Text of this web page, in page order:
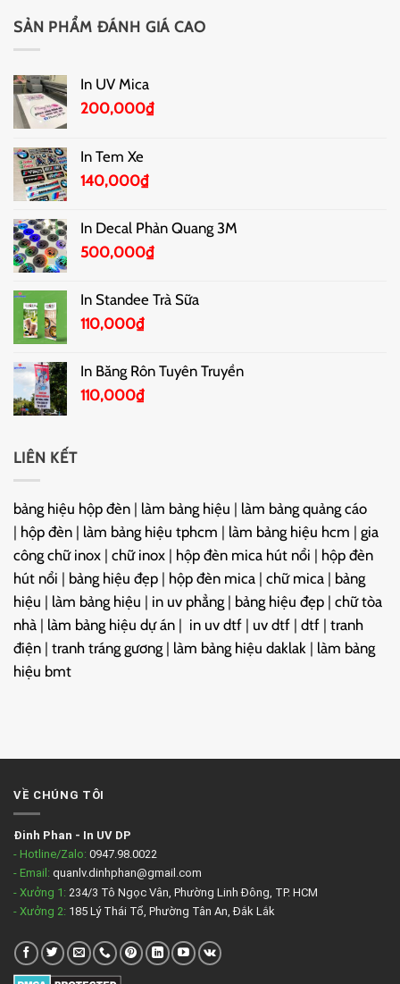
SẢN PHẨM ĐÁNH GIÁ CAO
In UV Mica
200,000₫
In Tem Xe
140,000₫
In Decal Phản Quang 3M
500,000₫
In Standee Trà Sữa
110,000₫
In Băng Rôn Tuyên Truyền
110,000₫
LIÊN KẾT
bảng hiệu hộp đèn | làm bảng hiệu | làm bảng quảng cáo
| hộp đèn | làm bảng hiệu tphcm | làm bảng hiệu hcm | gia
công chữ inox | chữ inox | hộp đèn mica hút nổi | hộp đèn
hút nổi | bảng hiệu đẹp | hộp đèn mica | chữ mica | bảng
hiệu | làm bảng hiệu | in uv phẳng | bảng hiệu đẹp | chữ tòa
nhà | làm bảng hiệu dự án | in uv dtf | uv dtf | dtf | tranh
điện | tranh tráng gương | làm bảng hiệu daklak | làm bảng
hiệu bmt
VỀ CHÚNG TÔI
Đinh Phan - In UV DP
- Hotline/Zalo: 0947.98.0022
- Email: quanlv.dinhphan@gmail.com
- Xưởng 1: 234/3 Tô Ngọc Vân, Phường Linh Đông, TP. HCM
- Xưởng 2: 185 Lý Thái Tổ, Phường Tân An, Đắk Lắk